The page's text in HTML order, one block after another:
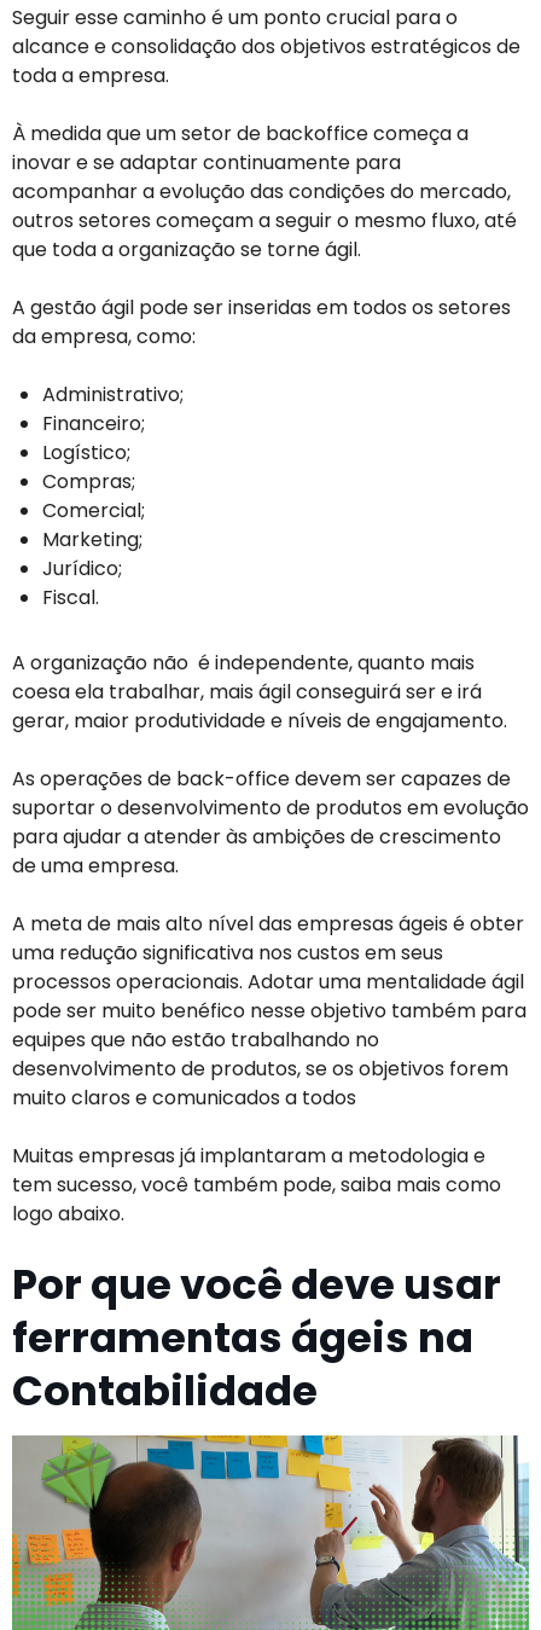
Seguir esse caminho é um ponto crucial para o
alcance e consolidação dos objetivos estratégicos de
toda a empresa.
À medida que um setor de backoffice começa a
inovar e se adaptar continuamente para
acompanhar a evolução das condições do mercado,
outros setores começam a seguir o mesmo fluxo, até
que toda a organização se torne ágil.
A gestão ágil pode ser inseridas em todos os setores
da empresa, como:
Administrativo;
Financeiro;
Logístico;
Compras;
Comercial;
Marketing;
Jurídico;
Fiscal.
A organização não é independente, quanto mais
coesa ela trabalhar, mais ágil conseguirá ser e irá
gerar, maior produtividade e níveis de engajamento.
As operações de back-office devem ser capazes de
suportar o desenvolvimento de produtos em evolução
para ajudar a atender às ambições de crescimento
de uma empresa.
A meta de mais alto nível das empresas ágeis é obter
uma redução significativa nos custos em seus
processos operacionais. Adotar uma mentalidade ágil
pode ser muito benéfico nesse objetivo também para
equipes que não estão trabalhando no
desenvolvimento de produtos, se os objetivos forem
muito claros e comunicados a todos
Muitas empresas já implantaram a metodologia e
tem sucesso, você também pode, saiba mais como
logo abaixo.
Por que você deve usar
ferramentas ágeis na
Contabilidade